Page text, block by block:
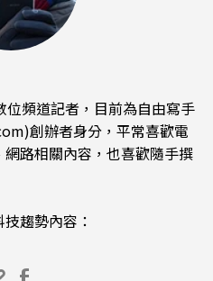
頻道記者，目前為自由寫手
創辦者身分，平常喜歡電
路相關內容，也喜歡隨手撰
趨勢內容：